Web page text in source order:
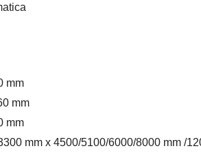
mm
mm
mm
mm x 4500/5100/6000/8000 mm /